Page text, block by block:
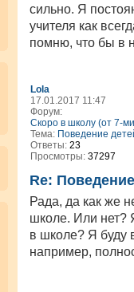
сильно. Я
учителя как
помню, что бы в
Lola
17.01.2017 11:47
Форум:
Скоро в школу (от 7-
Тема: Поведение
Ответы: 23
Просмотры: 37297
Re:
Рада, да как же
школе. Или нет?
в школе? Я буду
например,